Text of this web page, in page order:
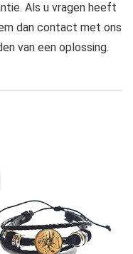
Als u vragen heeft
dan contact met ons
van een oplossing.